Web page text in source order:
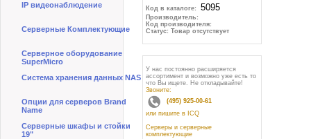
IP видеонаблюдение
Серверные Комплектующие
Серверное оборудование
SuperMicro
Система хранения данных NAS
Опции для серверов Brand
Name
Серверные шкафы и стойки
19"
Код в каталоге:
Производитель:
Код производителя:
Статус: Товар отсутствует
У нас постоянно расширяется
ассортимент и возможно уже есть то
что Вы ищете. Не откладывайте!
Звоните:
(495) 925-00-61
или пишите в ICQ
Серверы и серверные
комплектующие